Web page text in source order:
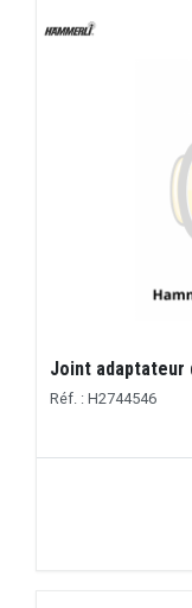
Joint adaptateur
Réf. : H2744546